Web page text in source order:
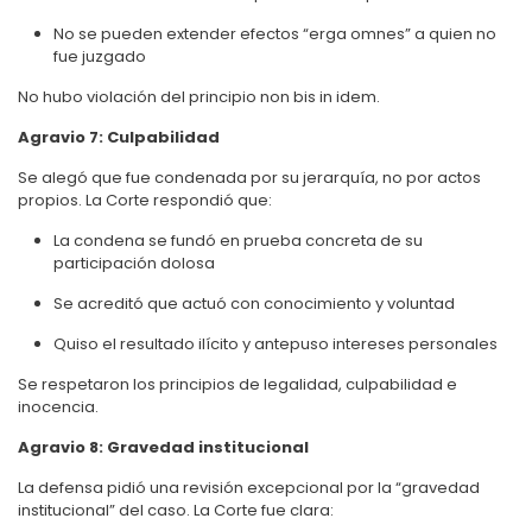
No se pueden extender efectos “erga omnes” a quien no
fue juzgado
No hubo violación del principio non bis in idem.
Agravio 7: Culpabilidad
Se alegó que fue condenada por su jerarquía, no por actos
propios. La Corte respondió que:
La condena se fundó en prueba concreta de su
participación dolosa
Se acreditó que actuó con conocimiento y voluntad
Quiso el resultado ilícito y antepuso intereses personales
Se respetaron los principios de legalidad, culpabilidad e
inocencia.
Agravio 8: Gravedad institucional
La defensa pidió una revisión excepcional por la “gravedad
institucional” del caso. La Corte fue clara: